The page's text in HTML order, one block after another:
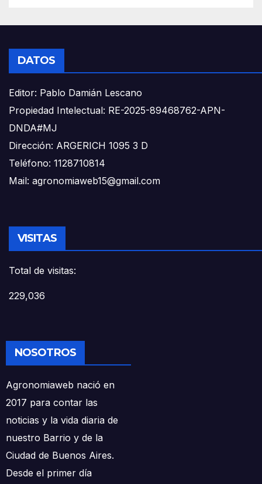
DATOS
Editor: Pablo Damián Lescano
Propiedad Intelectual: RE-2025-89468762-APN-
DNDA#MJ
Dirección: ARGERICH 1095 3 D
Teléfono: 1128710814
Mail: agronomiaweb15@gmail.com
VISITAS
Total de visitas:
229,036
NOSOTROS
Agronomiaweb nació en
2017 para contar las
noticias y la vida diaria de
nuestro Barrio y de la
Ciudad de Buenos Aires.
Desde el primer día